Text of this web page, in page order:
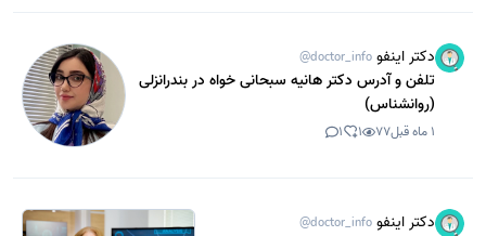
دکتر اینفو @doctor_info
تلفن و آدرس دکتر هانیه سبحانی خواه در بندرانزلی
(روانشناس)
1 ماه قبل 77
1
1
دکتر اینفو @doctor_info